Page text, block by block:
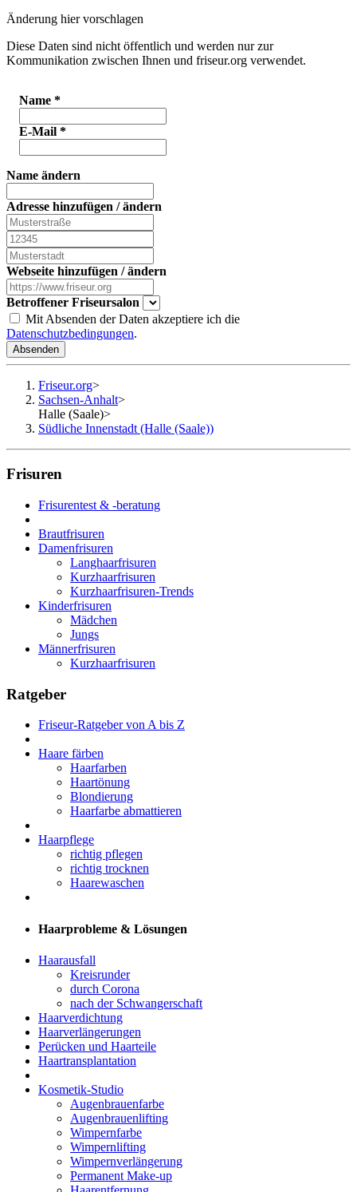
Änderung hier vorschlagen
Diese Daten sind nicht öffentlich und werden nur zur
Kommunikation zwischen Ihnen und friseur.org verwendet.
Name *
E-Mail *
Name ändern
Adresse hinzufügen / ändern
Webseite hinzufügen / ändern
Betroffener Friseursalon
Mit Absenden der Daten akzeptiere ich die
Datenschutzbedingungen.
Absenden
Friseur.org>
Sachsen-Anhalt>
Halle (Saale)>
Südliche Innenstadt (Halle (Saale))
Frisuren
Frisurentest & -beratung
Brautfrisuren
Damenfrisuren
Langhaarfrisuren
Kurzhaarfrisuren
Kurzhaarfrisuren-Trends
Kinderfrisuren
Mädchen
Jungs
Männerfrisuren
Kurzhaarfrisuren
Ratgeber
Friseur-Ratgeber von A bis Z
Haare färben
Haarfarben
Haartönung
Blondierung
Haarfarbe abmattieren
Haarpflege
richtig pflegen
richtig trocknen
Haarewaschen
Haarprobleme & Lösungen
Haarausfall
Kreisrunder
durch Corona
nach der Schwangerschaft
Haarverdichtung
Haarverlängerungen
Perücken und Haarteile
Haartransplantation
Kosmetik-Studio
Augenbrauenfarbe
Augenbrauenlifting
Wimpernfarbe
Wimpernlifting
Wimpernverlängerung
Permanent Make-up